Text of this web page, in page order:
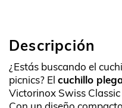
Descripción
¿Estás buscando el
picnics? El cuchillo
Victorinox Swiss